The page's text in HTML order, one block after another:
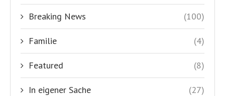
Breaking News (100)
Familie (4)
Featured (8)
In eigener Sache (27)